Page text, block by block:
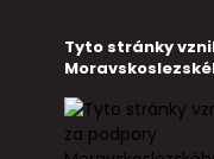
Tyto stránky